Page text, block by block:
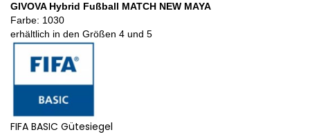
GIVOVA Hybrid Fußball MATCH NEW MAYA
Farbe: 1030
erhältlich in den Größen 4 und 5
FIFA BASIC Gütesiegel